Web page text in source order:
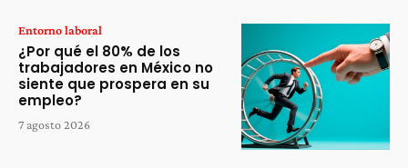
Entorno laboral
¿Por qué el 80% de los
trabajadores en México no
siente que prospera en su
empleo?
7 agosto 2026